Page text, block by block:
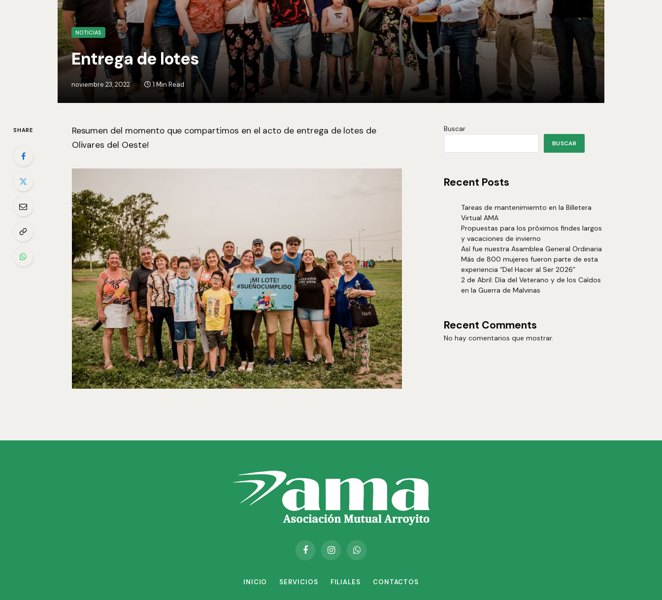
NOTICIAS
Entrega de lotes
noviembre 23, 2022 1 Min Read
SHARE
Resumen del momento que compartimos en el acto de entrega de lotes de
Olivares del Oeste!
Buscar
BUSCAR
Recent Posts
Tareas de mantenimiemto en la Billetera
Virtual AMA
Propuestas para los próximos findes largos
y vacaciones de invierno
Así fue nuestra Asamblea General Ordinaria
Más de 800 mujeres fueron parte de esta
experiencia “Del Hacer al Ser 2026”
2 de Abril: Día del Veterano y de los Caídos
en la Guerra de Malvinas
Recent Comments
No hay comentarios que mostrar.
FacebookInstagramWhatsApp
INICIO SERVICIOS FILIALES CONTACTOS